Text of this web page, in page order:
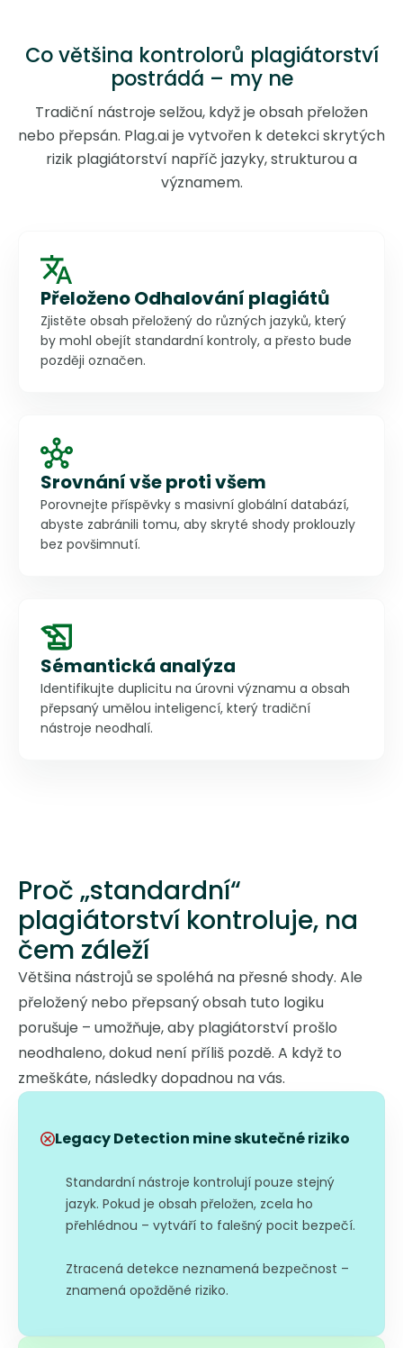
Co většina kontrolorů plagiátorství
postrádá – my ne
Tradiční nástroje selžou, když je obsah přeložen
nebo přepsán. Plag.ai je vytvořen k detekci skrytých
rizik plagiátorství napříč jazyky, strukturou a
významem.
Přeloženo Odhalování plagiátů
Zjistěte obsah přeložený do různých jazyků, který
by mohl obejít standardní kontroly, a přesto bude
později označen.
Srovnání vše proti všem
Porovnejte příspěvky s masivní globální databází,
abyste zabránili tomu, aby skryté shody proklouzly
bez povšimnutí.
Sémantická analýza
Identifikujte duplicitu na úrovni významu a obsah
přepsaný umělou inteligencí, který tradiční
nástroje neodhalí.
Proč „standardní“
plagiátorství kontroluje, na
čem záleží
Většina nástrojů se spoléhá na přesné shody. Ale
přeložený nebo přepsaný obsah tuto logiku
porušuje – umožňuje, aby plagiátorství prošlo
neodhaleno, dokud není příliš pozdě. A když to
zmeškáte, následky dopadnou na vás.
Legacy Detection mine skutečné riziko
Standardní nástroje kontrolují pouze stejný
jazyk. Pokud je obsah přeložen, zcela ho
přehlédnou – vytváří to falešný pocit bezpečí.
Ztracená detekce neznamená bezpečnost –
znamená opožděné riziko.